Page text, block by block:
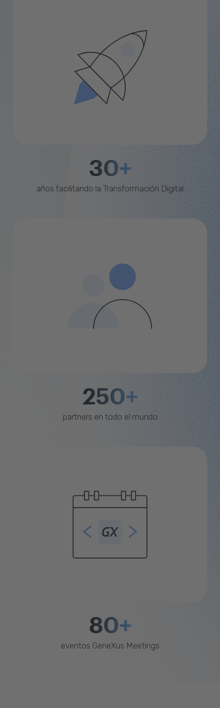
30+
años facilitando la Transformación Digital
250+
partners en todo el mundo
80+
eventos GeneXus Meetings